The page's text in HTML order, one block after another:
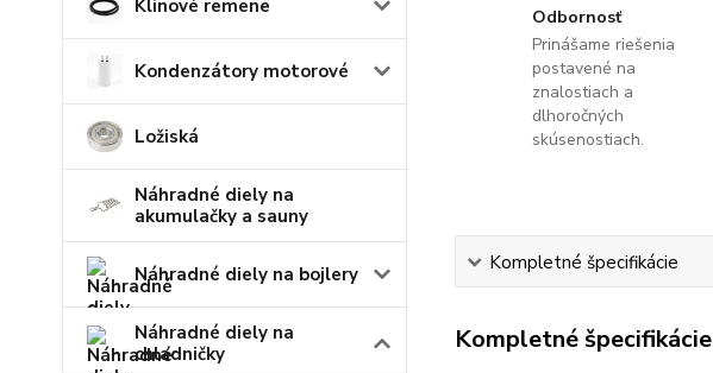
Klinové remene
Kondenzátory motorové
Ložiská
Náhradné diely na
akumulačky a sauny
Náhradné diely na bojlery
Náhradné diely na
chladničky
Odbornosť
Prinášame riešenia
postavené na
znalostiach a
dlhoročných
skúsenostiach.
Kompletné špecifikácie
Kompletné špecifikácie